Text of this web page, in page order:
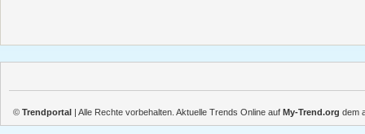
© Trendportal | Alle Rechte vorbehalten. Aktuelle Trends Online auf My-Trend.org dem